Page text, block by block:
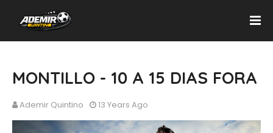
MONTILLO - 10 A 15 DIAS FORA
Ademir Quintino 13 Years Ago